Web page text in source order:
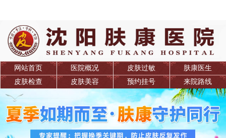
网站首页 医院概况 皮肤过敏
肤康医生
皮肤检查
皮肤美容 预约挂号 来院路线